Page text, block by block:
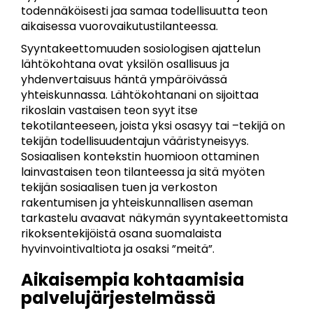
todennäköisesti jaa samaa todellisuutta teon
aikaisessa vuorovaikutustilanteessa.
Syyntakeettomuuden sosiologisen ajattelun
lähtökohtana ovat yksilön osallisuus ja
yhdenvertaisuus häntä ympäröivässä
yhteiskunnassa. Lähtökohtanani on sijoittaa
rikoslain vastaisen teon syyt itse
tekotilanteeseen, joista yksi osasyy tai –tekijä on
tekijän todellisuudentajun vääristyneisyys.
Sosiaalisen kontekstin huomioon ottaminen
lainvastaisen teon tilanteessa ja sitä myöten
tekijän sosiaalisen tuen ja verkoston
rakentumisen ja yhteiskunnallisen aseman
tarkastelu avaavat näkymän syyntakeettomista
rikoksentekijöistä osana suomalaista
hyvinvointivaltiota ja osaksi ”meitä”.
Aikaisempia kohtaamisia
palvelujärjestelmässä